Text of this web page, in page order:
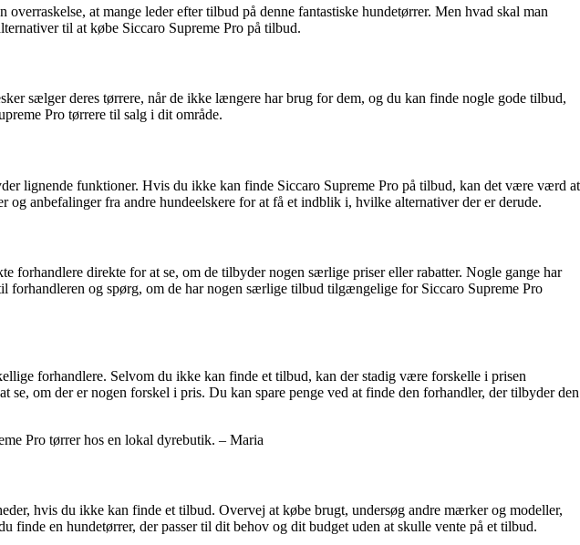
at mange leder efter tilbud på denne fantastiske hundetørrer. Men hvad skal man
til at købe Siccaro Supreme Pro på tilbud.
sælger deres tørrere, når de ikke længere har brug for dem, og du kan finde nogle gode tilbud,
Pro tørrere til salg i dit område.
lignende funktioner. Hvis du ikke kan finde Siccaro Supreme Pro på tilbud, kan det være værd at
anbefalinger fra andre hundeelskere for at få et indblik i, hvilke alternativer der er derude.
direkte for at se, om de tilbyder nogen særlige priser eller rabatter. Nogle gange har
og spørg, om de har nogen særlige tilbud tilgængelige for Siccaro Supreme Pro
forhandlere. Selvom du ikke kan finde et tilbud, kan der stadig være forskelle i prisen
om der er nogen forskel i pris. Du kan spare penge ved at finde den forhandler, der tilbyder den
Pro tørrer hos en lokal dyrebutik. – Maria
hvis du ikke kan finde et tilbud. Overvej at købe brugt, undersøg andre mærker og modeller,
en hundetørrer, der passer til dit behov og dit budget uden at skulle vente på et tilbud.